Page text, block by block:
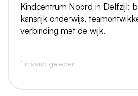
Kindcentrum Noord in Delfzijl:
kansrijk onderwijs,
verbinding met de wijk.
1 maand geleden